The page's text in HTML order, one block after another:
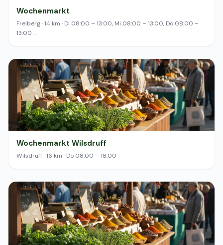
Wochenmarkt
Freiberg · 14 km · Di 08:00 – 13:00, Mi 08:00 – 13:00, Do 08:00 –
13:00 …
Wochenmarkt Wilsdruff
Wilsdruff · 16 km · Do 08:00 – 18:00